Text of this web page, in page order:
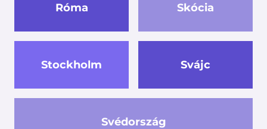
Róma Skócia
Stockholm Svájc
Svédország